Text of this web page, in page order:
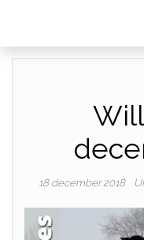
18 december 2018